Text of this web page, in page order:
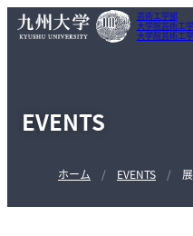
芸術工学部
大学院芸術工
大学院芸術工
EVENTS
ホーム EVENTS